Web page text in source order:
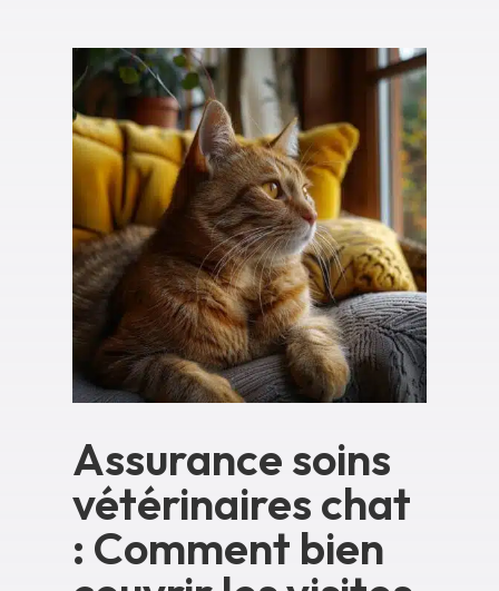
Assurance soins
vétérinaires chat
: Comment bien